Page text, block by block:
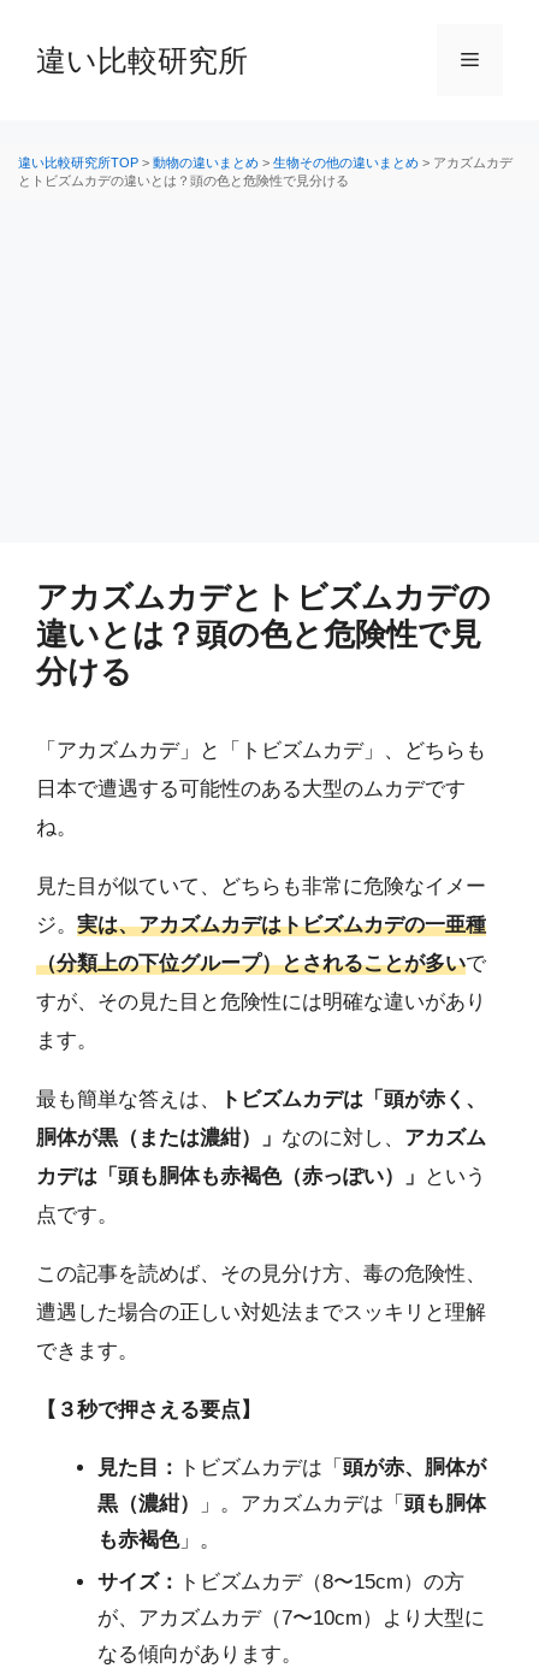
へ
違い比較研究所 メ
違い比較研究所TOP > 動物の違いまとめ > 生物その他の違いまとめ > アカズムカデ
とトビズムカデの違いとは？頭の色と危険性で見分ける
アカズムカデとトビズムカデの
違いとは？頭の色と危険性で見
分ける
「アカズムカデ」と「トビズムカデ」、どちらも
日本で遭遇する可能性のある大型のムカデです
ね。
見た目が似ていて、どちらも非常に危険なイメー
ジ。 実は、アカズムカデはトビズムカデの一亜種
（分類上の下位グループ）とされることが多いで
すが、その見た目と危険性には明確な違いがあり
ます。
最も簡単な答えは、
トビズムカデは「頭が赤く、
胴体が黒（または濃紺）」 なのに対し、 アカズム
カデは「頭も胴体も赤褐色（赤っぽい）」
という
点です。
この記事を読めば、その見分け方、毒の危険性、
遭遇した場合の正しい対処法までスッキリと理解
できます。
【３秒で押さえる要点】
見た目： トビズムカデは「 頭が赤、胴体が
黒（濃紺）
」。アカズムカデは「 頭も胴体
も赤褐色」。
サイズ：
トビズムカデ（8〜15cm）の方
が、アカズムカデ（7〜10cm）より大型に
なる傾向があります。